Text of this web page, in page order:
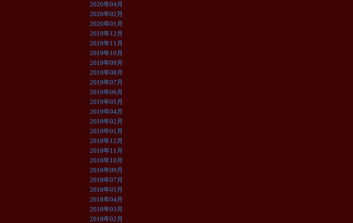
2020年04月
2020年02月
2020年01月
2019年12月
2019年11月
2019年10月
2019年09月
2019年08月
2019年07月
2019年06月
2019年05月
2019年04月
2019年02月
2019年01月
2018年12月
2018年11月
2018年10月
2018年09月
2018年07月
2018年05月
2018年04月
2018年03月
2018年02月